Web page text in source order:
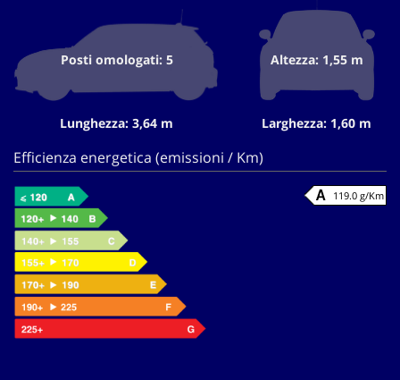
Posti omologati: 5
Lunghezza: 3,64 m
Altezza: 1,55 m
Larghezza: 1,60 m
Efficienza energetica (emissioni / Km)
119.0 g/Km